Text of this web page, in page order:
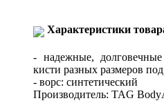
Характеристики
- надежные,
кисти разных размеров
- ворс: синтетический
Производитель: TAG